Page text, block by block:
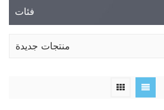
فئات
منتجات جديدة